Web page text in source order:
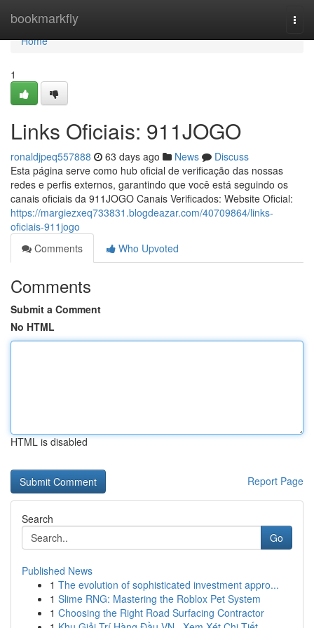
bookmarkfly
Home
Home
1
Links Oficiais: 911JOGO
ronaldjpeq557888 63 days ago News
Discuss
Esta página serve como hub oficial de verificação das nossas
redes e perfis externos, garantindo que você está seguindo os
canais oficiais da 911JOGO Canais Verificados: Website Oficial:
https://margiezxeq733831.blogdeazar.com/40709864/links-
oficiais-911jogo
Comments
Who Upvoted
Comments
Submit a Comment
No HTML
HTML is disabled
Report Page
Search
Go
Published News
1 The evolution of sophisticated investment appro...
1 Slime RNG: Mastering the Roblox Pet System
1 Choosing the Right Road Surfacing Contractor